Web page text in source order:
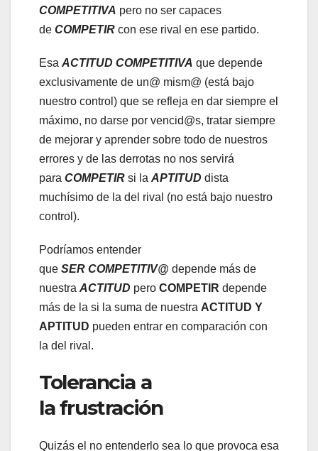
COMPETITIVA pero no ser capaces
de COMPETIR con ese rival en ese partido.
Esa ACTITUD COMPETITIVA que depende
exclusivamente de un@ mism@ (está bajo
nuestro control) que se refleja en dar siempre el
máximo, no darse por vencid@s, tratar siempre
de mejorar y aprender sobre todo de nuestros
errores y de las derrotas no nos servirá
para COMPETIR si la APTITUD dista
muchísimo de la del rival (no está bajo nuestro
control).
Podríamos entender
que SER COMPETITIV@ depende más de
nuestra ACTITUD pero COMPETIR depende
más de la si la suma de nuestra ACTITUD Y
APTITUD pueden entrar en comparación con
la del rival.
Tolerancia a
la frustración
Quizás el no entenderlo sea lo que provoca esa